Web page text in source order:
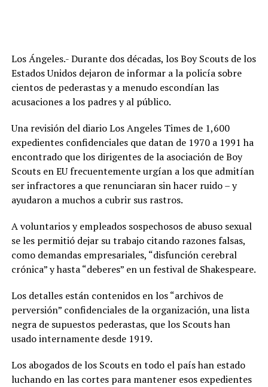
Los Ángeles.- Durante dos décadas, los Boy Scouts de los
Estados Unidos dejaron de informar a la policía sobre
cientos de pederastas y a menudo escondían las
acusaciones a los padres y al público.
Una revisión del diario Los Angeles Times de 1,600
expedientes confidenciales que datan de 1970 a 1991 ha
encontrado que los dirigentes de la asociación de Boy
Scouts en EU frecuentemente urgían a los que admitían
ser infractores a que renunciaran sin hacer ruido – y
ayudaron a muchos a cubrir sus rastros.
A voluntarios y empleados sospechosos de abuso sexual
se les permitió dejar su trabajo citando razones falsas,
como demandas empresariales, “disfunción cerebral
crónica” y hasta “deberes” en un festival de Shakespeare.
Los detalles están contenidos en los “archivos de
perversión” confidenciales de la organización, una lista
negra de supuestos pederastas, que los Scouts han
usado internamente desde 1919.
Los abogados de los Scouts en todo el país han estado
luchando en las cortes para mantener esos expedientes